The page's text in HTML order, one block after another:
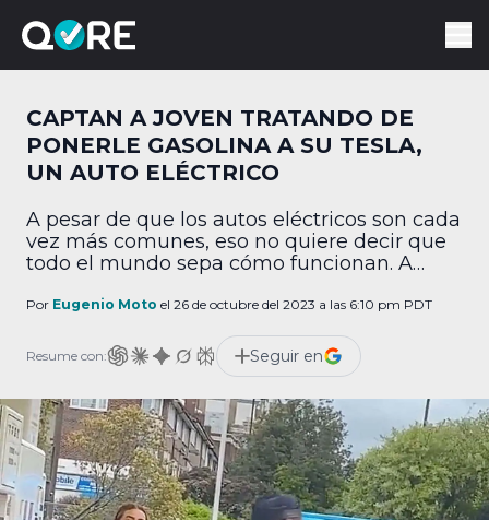
CAPTAN A JOVEN TRATANDO DE
PONERLE GASOLINA A SU TESLA,
UN AUTO ELÉCTRICO
A pesar de que los autos eléctricos son cada
vez más comunes, eso no quiere decir que
todo el mundo sepa cómo funcionan. A
gente capta en video a estas personas,
segundos después. ¿Dónde quedó el
tanque de gasolina? En X, la red social antes
[…]
Por Eugenio Moto el 26 de octubre del 2023 a las 6:10 pm PDT
Resume con: Seguir en